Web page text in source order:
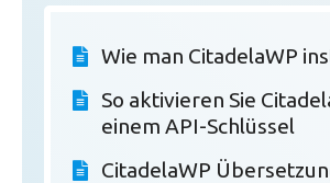
Wie man CitadelaWP
So aktivieren Sie
einem API-Schlüssel
CitadelaWP